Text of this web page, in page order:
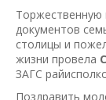
Торжественную
документов
столицы и
жизни провела
ЗАГС
Поздравить